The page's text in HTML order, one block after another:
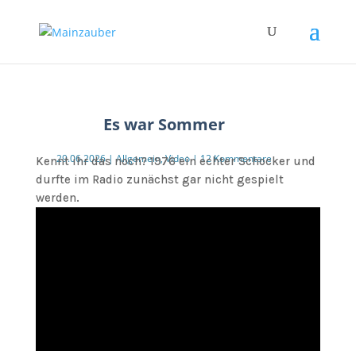
Es war Sommer
29.06.2026|Allgemein,Video|12 Kommentare
Kennt ihr das noch? 1976 ein echter Schocker und
durfte im Radio zunächst gar nicht gespielt
werden.